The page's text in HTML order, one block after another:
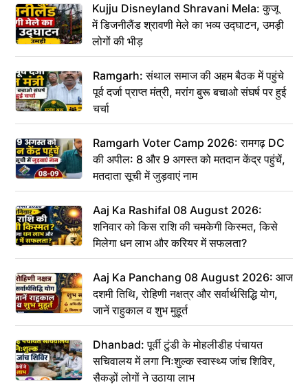
Kujju Disneyland Shravani Mela: कुजू
में डिजनीलैंड श्रावणी मेले का भव्य उद्घाटन, उमड़ी
लोगों की भीड़
Ramgarh: संथाल समाज की अहम बैठक में पहुंचे
पूर्व दर्जा प्राप्त मंत्री, मरांग बुरू बचाओ संघर्ष पर हुई
चर्चा
Ramgarh Voter Camp 2026: रामगढ़ DC
की अपील: 8 और 9 अगस्त को मतदान केंद्र पहुंचें,
मतदाता सूची में जुड़वाएं नाम
Aaj Ka Rashifal 08 August 2026:
शनिवार को किस राशि की चमकेगी किस्मत, किसे
मिलेगा धन लाभ और करियर में सफलता?
Aaj Ka Panchang 08 August 2026: आज
दशमी तिथि, रोहिणी नक्षत्र और सर्वार्थसिद्धि योग,
जानें राहुकाल व शुभ मुहूर्त
Dhanbad: पूर्वी टुंडी के मोहलीडीह पंचायत
सचिवालय में लगा निःशुल्क स्वास्थ्य जांच शिविर,
सैकड़ों लोगों ने उठाया लाभ